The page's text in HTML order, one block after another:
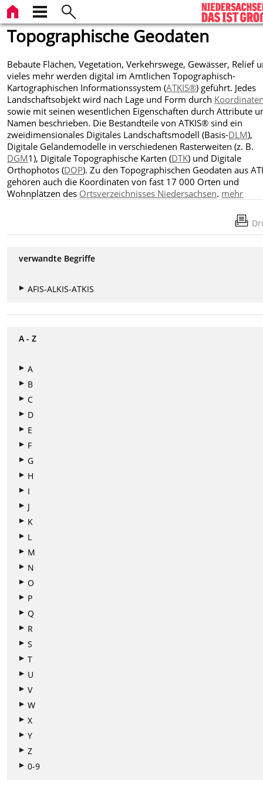
Topographische Geodaten
Bebaute Flächen, Vegetation, Verkehrswege, Gewässer, Relief
vieles mehr werden digital im Amtlichen Topographisch-
Kartographischen Informationssystem (ATKIS®) geführt. Jedes
Landschaftsobjekt wird nach Lage und Form durch
sowie mit seinen wesentlichen Eigenschaften durch Attribute
Namen beschrieben. Die Bestandteile von ATKIS® sind ein
zweidimensionales Digitales Landschaftsmodell (Basis-DLM),
Digitale Geländemodelle in verschiedenen Rasterweiten (z. B.
DGM1), Digitale Topographische Karten (DTK) und Digitale
Orthophotos (DOP). Zu den Topographischen Geodaten aus
gehören auch die Koordinaten von fast 17 000 Orten und
Wohnplätzen des Ortsverzeichnisses Niedersachsen. mehr
verwandte Begriffe
AFIS-ALKIS-ATKIS
A - Z
A
B
C
D
E
F
G
H
I
J
K
L
M
N
O
P
Q
R
S
T
U
V
W
X
Y
Z
0-9